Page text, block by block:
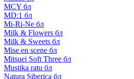
MCY бл
MD:1 бл
Mi-Ri-Ne бл
Milk & Flowers бл
Milk & Sweets бл
Mise en scene бл
Mitsuei Soft Three бл
Mustika ratu бл
Natura Siberica бл